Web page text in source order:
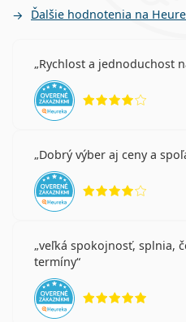
Ďalšie hodnotenia na
Rychlost a jednoduchost
Dobrý výber aj ceny a
veľká spokojnosť, splnia,
termíny